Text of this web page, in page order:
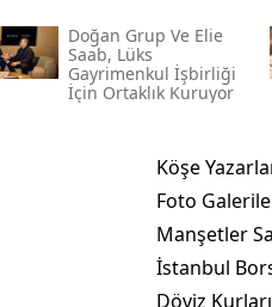
Doğan Grup Ve Elie
Saab, Lüks
Gayrimenkul İşbirliği
İçin Ortaklık Kuruyor
Köşe
Foto
Manşetler
İstanbul
Döviz Kurları